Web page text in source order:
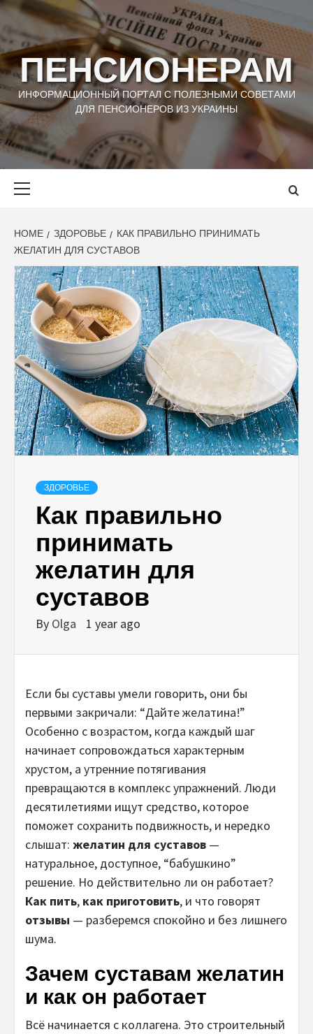
Skip
to
content
ПЕНСИОНЕРАМ
ИНФОРМАЦИОННЫЙ ПОРТАЛ С ПОЛЕЗНЫМИ СОВЕТАМИ
ДЛЯ ПЕНСИОНЕРОВ ИЗ УКРАИНЫ
HOME ЗДОРОВЬЕ
КАК ПРАВИЛЬНО ПРИНИМАТЬ
ЖЕЛАТИН ДЛЯ СУСТАВОВ
ЗДОРОВЬЕ
Как правильно
принимать
желатин для
суставов
By Olga 1 year ago
Если бы суставы умели говорить, они бы
первыми закричали: “Дайте желатина!”
Особенно с возрастом, когда каждый шаг
начинает сопровождаться характерным
хрустом, а утренние потягивания
превращаются в комплекс упражнений. Люди
десятилетиями ищут средство, которое
поможет сохранить подвижность, и нередко
слышат: желатин для суставов —
натуральное, доступное, “бабушкино”
решение. Но действительно ли он работает?
Как пить, как приготовить, и что говорят
отзывы — разберемся спокойно и без лишнего
шума.
Зачем суставам желатин
и как он работает
Всё начинается с коллагена. Это строительный